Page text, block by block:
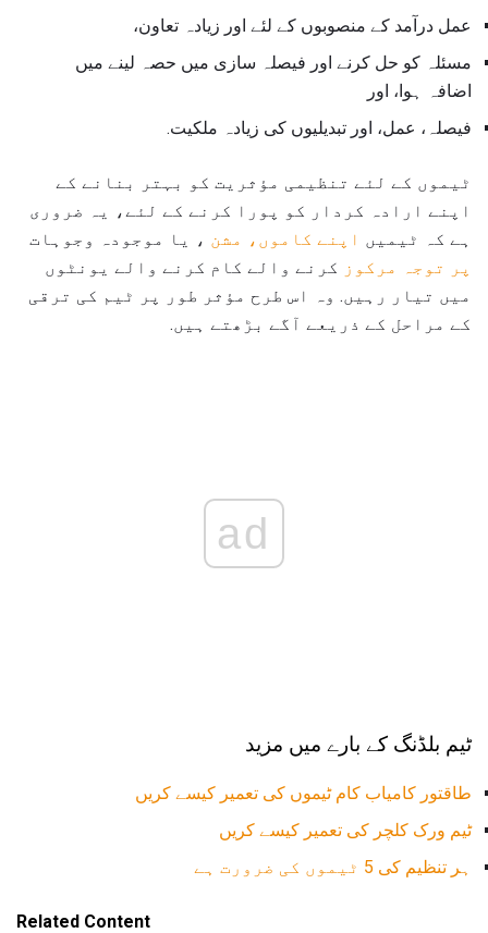
عمل درآمد کے منصوبوں کے لئے اور زیادہ تعاون،
مسئلہ کو حل کرنے اور فیصلہ سازی میں حصہ لینے میں
اضافہ ہوا، اور
فیصلہ، عمل، اور تبدیلیوں کی زیادہ ملکیت.
ٹیموں کے لئے تنظیمی مؤثریت کو بہتر بنانے کے
اپنے ارادہ کردار کو پورا کرنے کے لئے، یہ ضروری
ہے کہ ٹیمیں اپنے کاموں، مشن ، یا موجودہ وجوہات
پر توجہ مرکوز کرنے والے کام کرنے والے یونٹوں
میں تیار رہیں. وہ اس طرح مؤثر طور پر ٹیم کی ترقی
کے مراحل کے ذریعے آگے بڑھتے ہیں.
ad
ٹیم بلڈنگ کے بارے میں مزید
طاقتور کامیاب کام ٹیموں کی تعمیر کیسے کریں
ٹیم ورک کلچر کی تعمیر کیسے کریں
ہر تنظیم کی 5 ٹیموں کی ضرورت ہے
Related Content